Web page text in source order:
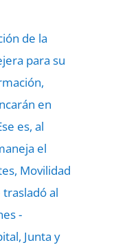
de la
para su
en
es, al
el
Movilidad
al
-
Junta y